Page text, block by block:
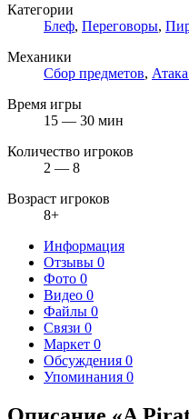
Категории
Блеф, Переговоры,
Механики
Сбор предметов,
Время игры
15 — 30 мин
Количество игроков
2 — 8
Возраст игроков
8+
Информация
Отзывы 0
Фото 0
Видео 0
Файлы 0
Связи 0
Маркет 0
Обсуждения 0
Упоминания 0